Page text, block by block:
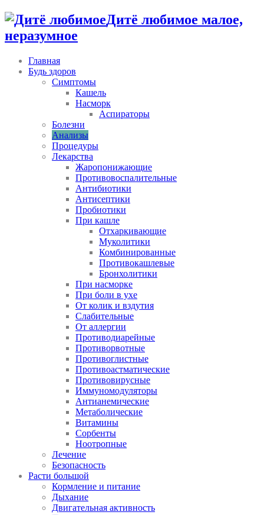
Дитё любимое малое,
неразумное
Главная
Будь здоров
Симптомы
Кашель
Насморк
Аспираторы
Болезни
Анализы
Процедуры
Лекарства
Жаропонижающие
Противовоспалительные
Антибиотики
Антисептики
Пробиотики
При кашле
Отхаркивающие
Муколитики
Комбинированные
Противокашлевые
Бронхолитики
При насморке
При боли в ухе
От колик и вздутия
Слабительные
От аллергии
Противодиарейные
Противорвотные
Противоглистные
Противоастматические
Противовирусные
Иммуномодуляторы
Антианемические
Метаболические
Витамины
Сорбенты
Ноотропные
Лечение
Безопасность
Расти большой
Кормление и питание
Дыхание
Двигательная активность